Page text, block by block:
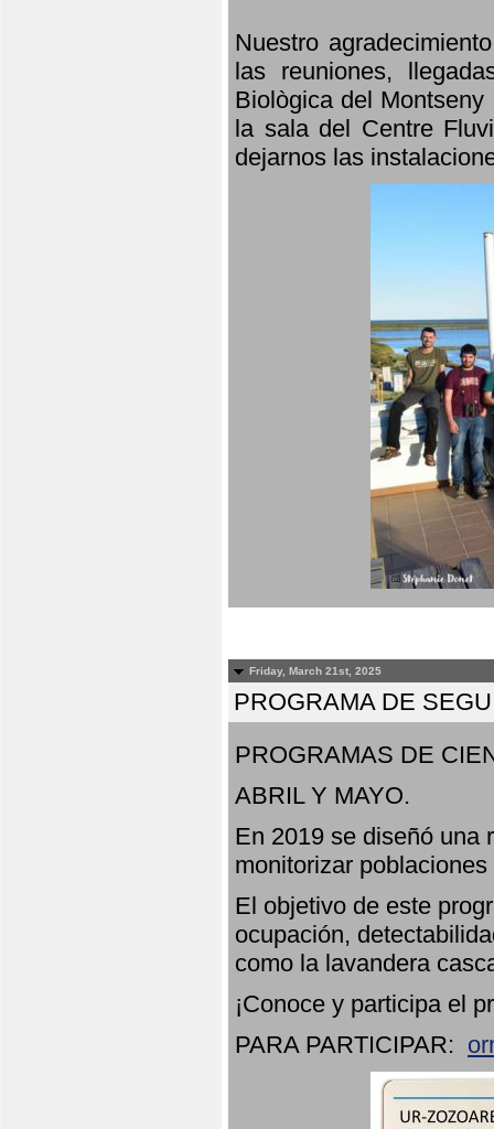
Nuestro
las reuniones,
Biològica del
la sala del Centre
dejarnos las
Friday, March 21st, 2025
PROGRAMA DE
PROGRAMAS DE
ABRIL Y MAYO.
En 2019 se diseñó una
monitorizar
El objetivo de este
ocupación,
como la lavandera
¡Conoce y participa el
PARA PARTICIPAR: